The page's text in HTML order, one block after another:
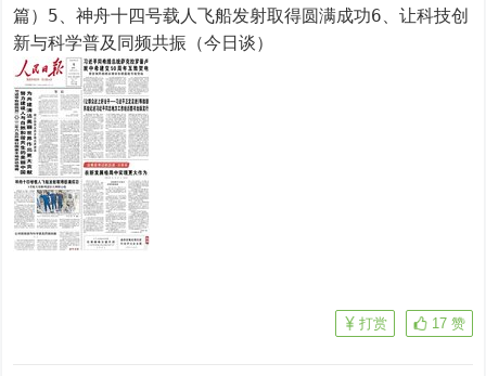
篇）5、神舟十四号载人飞船发射取得圆满成功6、让科技创
新与科学普及同频共振（今日谈）
17 赞
打赏